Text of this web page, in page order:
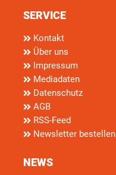
SERVICE
Kontakt
Über uns
Impressum
Mediadaten
Datenschutz
AGB
RSS-Feed
Newsletter bestellen
NEWS